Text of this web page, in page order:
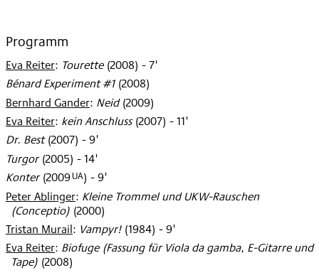
Programm
Eva Reiter: Tourette (2008) - 7'
Bénard Experiment #1 (2008)
Bernhard Gander: Neid (2009)
Eva Reiter: kein Anschluss (2007) - 11'
Dr. Best (2007) - 9'
Turgor (2005) - 14'
Konter (2009UA) - 9'
Peter Ablinger: Kleine Trommel und UKW-Rauschen
(Conceptio) (2000)
Tristan Murail: Vampyr! (1984) - 9'
Eva Reiter: Biofuge (Fassung für Viola da gamba, E-Gitarre und
Tape) (2008)